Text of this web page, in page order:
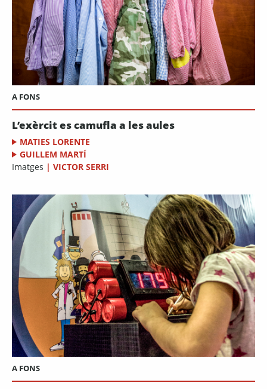
A FONS
L’exèrcit es camufla a les aules
MATIES LORENTE
GUILLEM MARTÍ
Imatges | VICTOR SERRI
A FONS